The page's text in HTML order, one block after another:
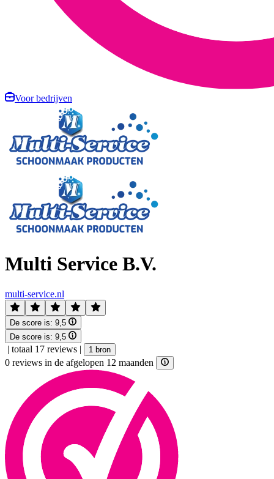
Voor bedrijven
Multi Service B.V.
multi-service.nl
De score is: 9,5
De score is: 9,5
| totaal 17 reviews | 1 bron
0 reviews in de afgelopen 12 maanden